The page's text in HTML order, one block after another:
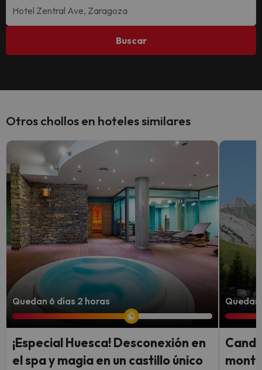
Buscar
Otros chollos en hoteles similares
Quedan 6 días 2 horas
¡Especial Huesca! Desconexión en
el spa y magia en un castillo único
Quedan